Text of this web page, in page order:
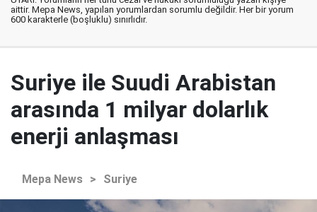
aittir. Mepa News, yapılan yorumlardan sorumlu değildir. Her bir yorum
600 karakterle (boşluklu) sınırlıdır.
Suriye ile Suudi Arabistan
arasında 1 milyar dolarlık
enerji anlaşması
Mepa News > Suriye